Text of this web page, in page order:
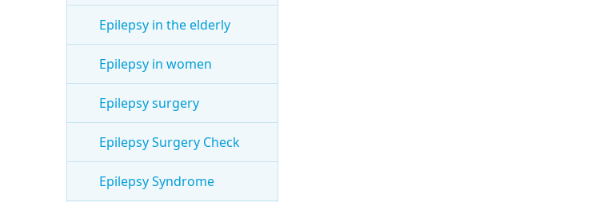
Epilepsy in the elderly
Epilepsy in women
Epilepsy surgery
Epilepsy Surgery Check
Epilepsy Syndrome